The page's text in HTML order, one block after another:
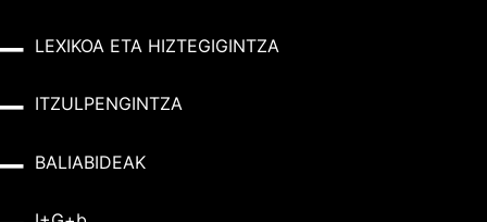
LEXIKOA ETA HIZTEGIGINTZA
ITZULPENGINTZA
BALIABIDEAK